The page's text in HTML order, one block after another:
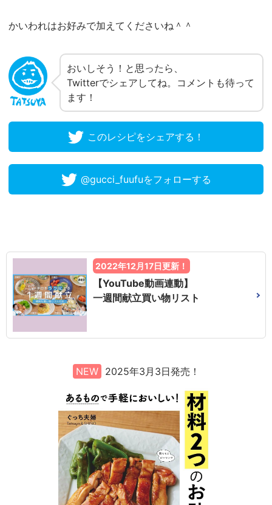
かいわれはお好みで加えてくださいね＾＾
おいしそう！と思ったら、
Twitterでシェアしてね。コメントも待って
ます！
このレシピをシェアする！
@gucci_fuufuをフォローする
2022年12月17日更新！
【YouTube動画連動】
一週間献立買い物リスト
NEW 2025年3月3日発売！